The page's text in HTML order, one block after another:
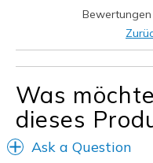
Meine Meinung zu
Was
dieses
Ask a Question